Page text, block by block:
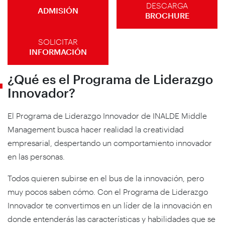
ADMISIÓN
DESCARGA
BROCHURE
SOLICITAR
INFORMACIÓN
¿Qué es el Programa de Liderazgo
Innovador?
El Programa de Liderazgo Innovador de INALDE Middle
Management busca hacer realidad la creatividad
empresarial, despertando un comportamiento innovador
en las personas.
Todos quieren subirse en el bus de la innovación, pero
muy pocos saben cómo. Con el Programa de Liderazgo
Innovador te convertimos en un líder de la innovación en
donde entenderás las características y habilidades que se